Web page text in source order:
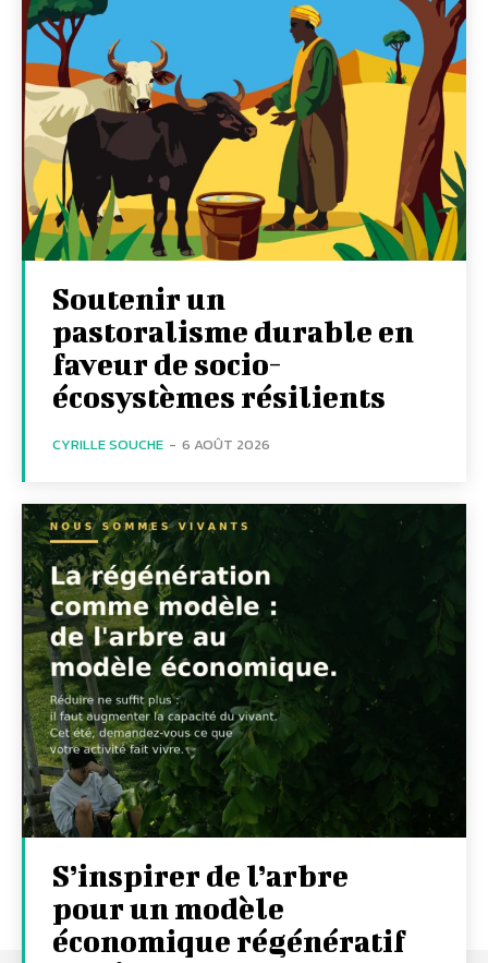
Soutenir un
pastoralisme durable en
faveur de socio-
écosystèmes résilients
CYRILLE SOUCHE - 6 AOÛT 2026
S’inspirer de l’arbre
pour un modèle
économique régénératif